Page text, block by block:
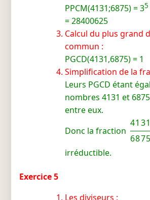
PPCM(4131;6875) = 35
= 28400625
Calcul du plus grand
commun :
PGCD(4131,6875) = 1
Simplification de la
Leurs PGCD étant
nombres 4131 et
entre eux.
Donc la fraction
4131
6875
irréductible.
Exercice 5
Les diviseurs :